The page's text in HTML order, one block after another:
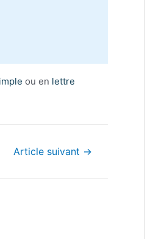
ou en lettre
Article suivant →